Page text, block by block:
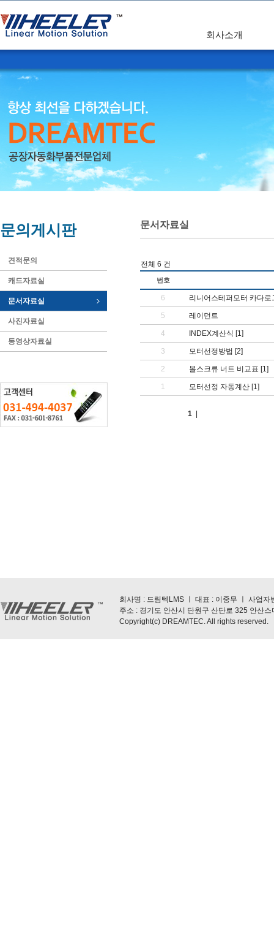
회사소개
문의게시판
견적문의
캐드자료실
문서자료실
사진자료실
동영상자료실
문서자료실
전체 6 건
번호
6 리니어스테퍼모터 카다로
5 레이던트
4 INDEX계산식 [1]
3 모터선정방법 [2]
2 볼스크류 너트 비교표 [1]
1 모터선정 자동계산 [1]
1|
회사명 : 드림텍LMS ㅣ 대표 : 이중무 ㅣ 사업
주소 : 경기도 안산시 단원구 산단로 325 안산
Copyright(c) DREAMTEC. All rights reserved.